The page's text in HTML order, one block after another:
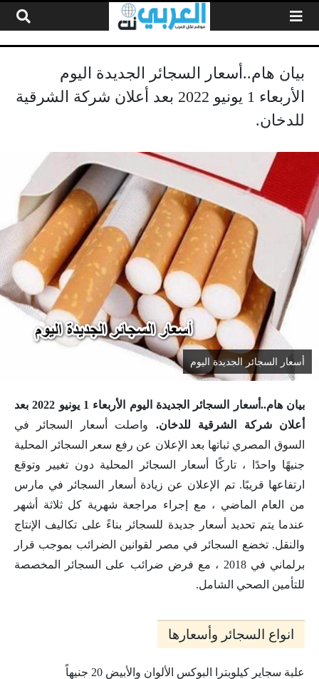
بيان هام..أسعار السجائر الجديدة اليوم
الأربعاء 1 يونيو 2022 بعد أعلان شركة الشرقية
للدخان.
أسعار السجائر الجديدة اليوم
بيان هام..أسعار السجائر الجديدة اليوم الأربعاء 1 يونيو 2022 بعد
أعلان شركة الشرقية للدخان. واصلت أسعار السجائر في
السوق المصري ثباتها بعد الإعلان عن رفع سعر السجائر المحلية
جنيهًا واحدًا ، تاركًا أسعار السجائر المحلية دون تغيير وتوقع
ارتفاعها قريبًا. تم الإعلان عن زيادة أسعار السجائر في مارس
من العام الماضي ، مع إجراء مراجعة شهرية كل ثلاثة أشهر
عندما يتم تحديد أسعار جديدة للسجائر بناءً على تكاليف الإنتاج
والنقل. تخضع السجائر في مصر لقوانين الضرائب بموجب قرار
برلماني في 2018 ، مع فرض ضرائب على السجائر المخصصة
للتأمين الصحي الشامل.
انواع السجائر وأسعارها
علبة سجاير كيلوبترا البوكس الألوان والأبيض 20 جنيهاً